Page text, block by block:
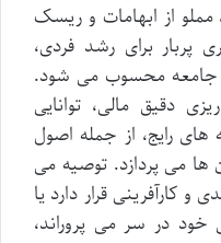
از ابهامات و ریسک
برای رشد فردی،
جامعه محسوب می شود.
دقیق مالی، توانایی
رایج، از جمله اصول
می پردازد. توصیه می
کارآفرینی قرار دارد یا
در سر می پروراند،